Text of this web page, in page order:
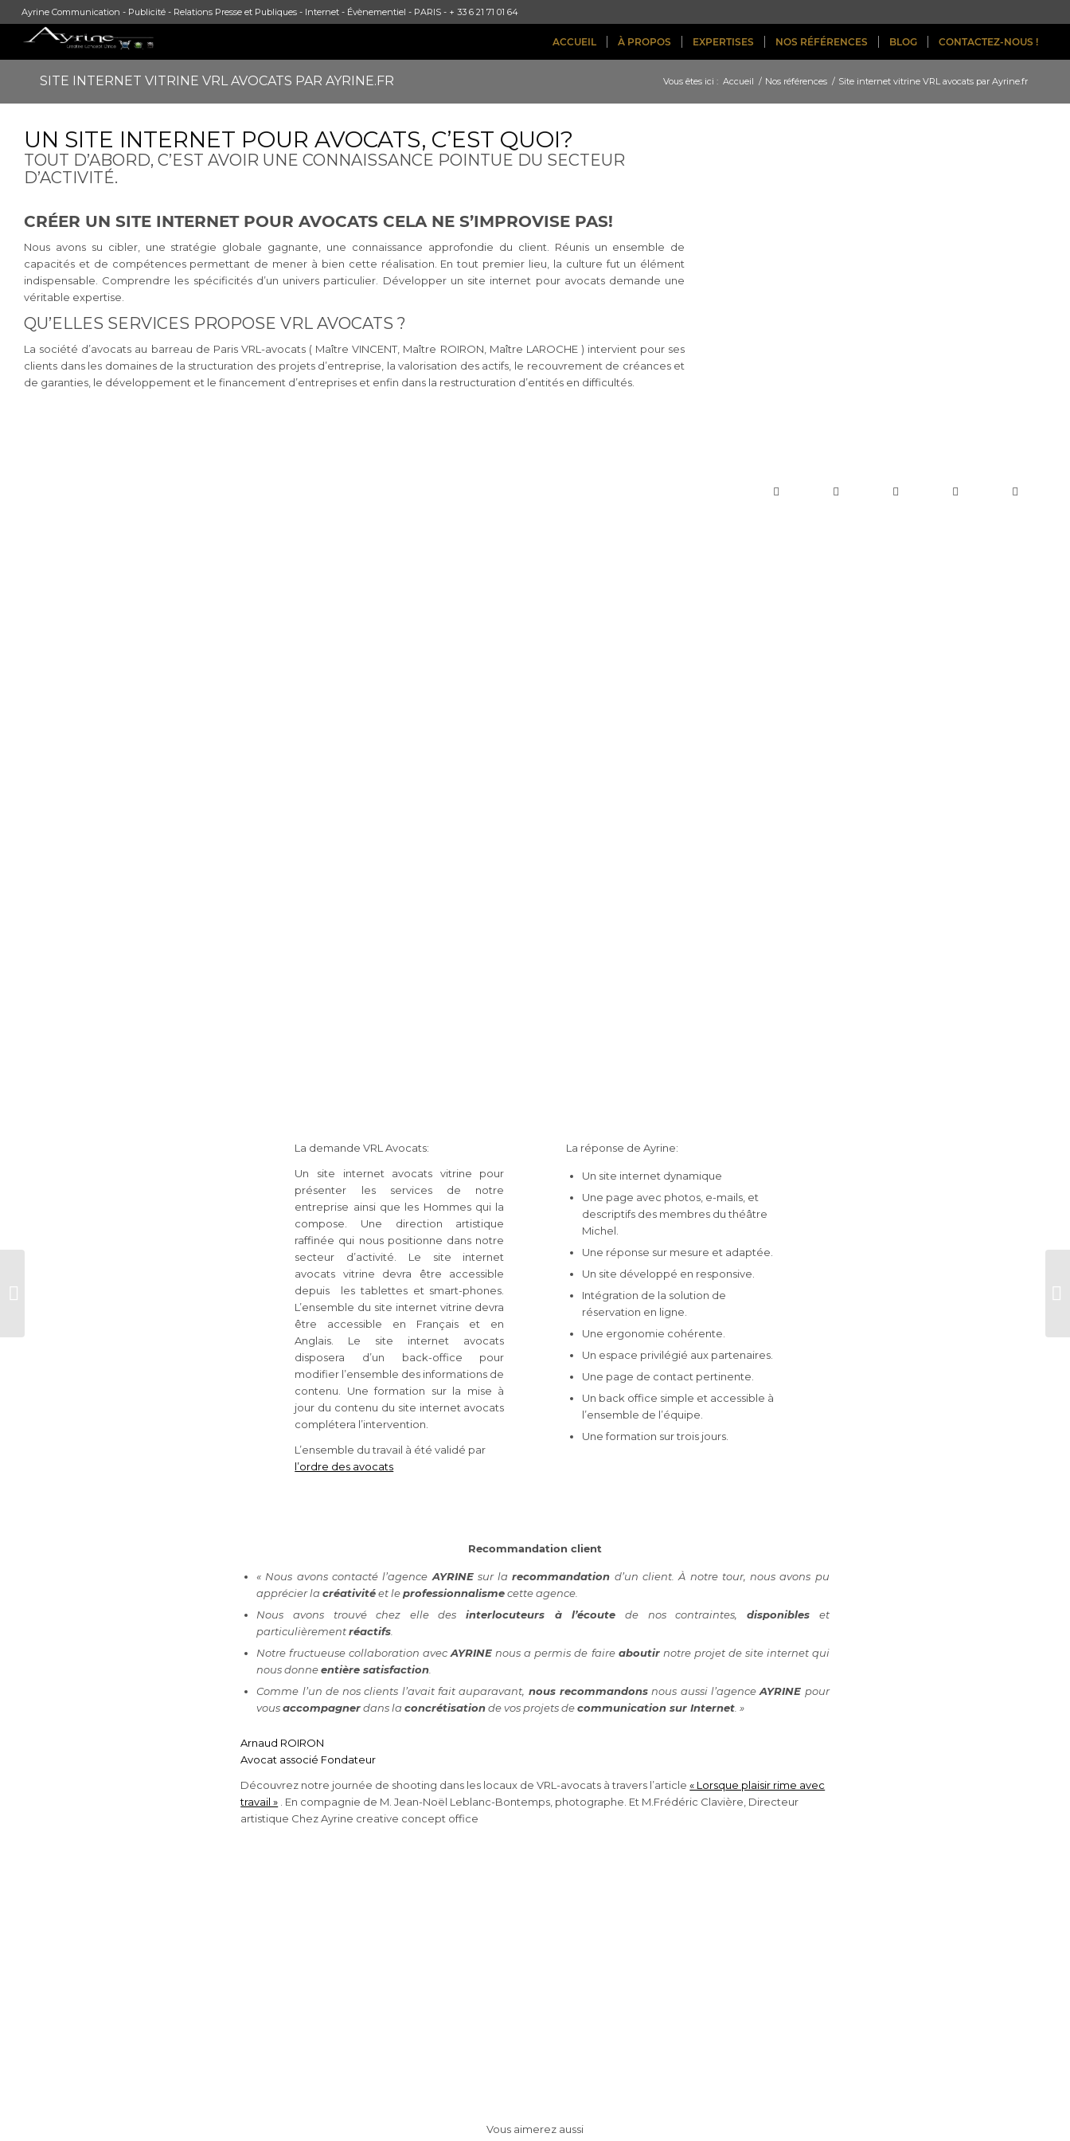
Ayrine Communication - Publicité - Relations Presse et Publiques - Internet - Évènementiel - PARIS - + 33 6 21 71 01 64
ACCUEIL À PROPOS EXPERTISES NOS RÉFÉRENCES BLOG CONTACTEZ-NOUS !
SITE INTERNET VITRINE VRL AVOCATS PAR AYRINE.FR Vous êtes ici : Accueil / Nos références / Site internet vitrine VRL avocats par Ayrine.fr
UN SITE INTERNET POUR AVOCATS, C’EST QUOI?
TOUT D’ABORD, C’EST AVOIR UNE CONNAISSANCE POINTUE DU SECTEUR
D’ACTIVITÉ.
CRÉER UN SITE INTERNET POUR AVOCATS CELA NE S’IMPROVISE PAS!
Nous avons su cibler, une stratégie globale gagnante, une connaissance approfondie du client. Réunis un ensemble de
capacités et de compétences permettant de mener à bien cette réalisation. En tout premier lieu, la culture fut un élément
indispensable. Comprendre les spécificités d’un univers particulier. Développer un site internet pour avocats demande une
véritable expertise.
QU’ELLES SERVICES PROPOSE VRL AVOCATS ?
La société d’avocats au barreau de Paris VRL-avocats ( Maître VINCENT, Maître ROIRON, Maître LAROCHE ) intervient pour ses
clients dans les domaines de la structuration des projets d’entreprise, la valorisation des actifs, le recouvrement de créances et
de garanties, le développement et le financement d’entreprises et enfin dans la restructuration d’entités en difficultés.
La demande VRL Avocats:
Un site internet avocats vitrine pour
présenter les services de notre
entreprise ainsi que les Hommes qui la
compose. Une direction artistique
raffinée qui nous positionne dans notre
secteur d’activité. Le site internet
avocats vitrine devra être accessible
depuis les tablettes et smart-phones.
L’ensemble du site internet vitrine devra
être accessible en Français et en
Anglais. Le site internet avocats
disposera d’un back-office pour
modifier l’ensemble des informations de
contenu. Une formation sur la mise à
jour du contenu du site internet avocats
complétera l’intervention.
L’ensemble du travail à été validé par
l’ordre des avocats
La réponse de Ayrine:
Un site internet dynamique
Une page avec photos, e-mails, et
descriptifs des membres du théâtre
Michel.
Une réponse sur mesure et adaptée.
Un site développé en responsive.
Intégration de la solution de
réservation en ligne.
Une ergonomie cohérente.
Un espace privilégié aux partenaires.
Une page de contact pertinente.
Un back office simple et accessible à
l’ensemble de l’équipe.
Une formation sur trois jours.
Recommandation client
« Nous avons contacté l’agence AYRINEsur larecommandation d’un client. À notre tour, nous avons pu
apprécier lacréativitéet leprofessionnalismecette agence.
Nous avons trouvé chez elle desinterlocuteurs à l’écoute de nos contraintes,disponibles et
particulièrementréactifs
Notre fructueuse collaboration avecAYRINE nous a permis de faire aboutirnotre projet de site internet qui
nous donneentière satisfaction
Comme l’un de nos clients l’avait fait auparavant, nous recommandons nous aussi l’agenceAYRINE pour
vousaccompagnerdans laconcrétisationde vos projets decommunication sur Internet . »
Arnaud ROIRON
Avocat associé Fondateur
Découvrez notre journée de shooting dans les locaux de VRL-avocats à travers l’article« Lorsque plaisir rime avec
travail » . En compagnie de M. Jean-Noël Leblanc-Bontemps, photographe. Et M.Frédéric Clavière, Directeur
artistique Chez Ayrine creative concept office
Vous aimerez aussi